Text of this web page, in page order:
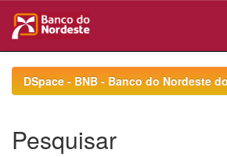
navigationDSpace - BNB - Banco do Nordeste
Pesquisar